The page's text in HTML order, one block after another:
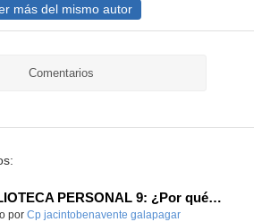
más del mismo autor
Comentarios
BIBLIOTECA PERSONAL 9: ¿Por qué ser feliz cuando puedes ser normal?
educativo.
por Cp jacintobenavente galapagar-